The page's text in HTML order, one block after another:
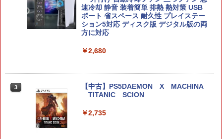
Nintendo Switch 2(日本語・国内専用)
￥55,491
4
ニンテンドープリペイド番号 9000円|オ
ンラインコード版
【純正品】ディスクドライブ(CFI-ZDD1
J) PlayStation 5
￥11,980
4
【純正品】DualSense ワイヤレスコン
トローラー ミッドナイト ブラック(CFI-
ZCT2J01)
￥10,737
ラー (カーボンブラック)
￥8,020
￥2,618
【Amazon.co.jp限定】劇場版モノノ怪
第三章 蛇神 (Amazon.co.jp限定オリジ
ナル三方背収納ケース付きコレクション)
(オリジナル特典:オリジナル巾着＋メー
り来たる！スタジオ描き下ろしイラスト
劇場版「鬼滅の刃」無限城編 第一章 猗
【PowerA 公式ストア】パワーエー アド
バンテージ・有線コントローラー for Ni
ntendo Switch 2 - ブラック【任天堂公
式ライセンス商品】送料無料 国内2年保
Switch/Switch2用コントローラー【マラ
用可能 ワイヤレス Bluetooth 無線 スイ
速冷却 静音 装着簡単 排熱 熱対策 USB
ポート 省スペース 耐久性 プレイステー
ション5対応 ディスク版 デジタル版の両
方に対応
￥2,680
3
【中古】PS5DAEMON X MACHINA
TITANIC SCION
￥2,735